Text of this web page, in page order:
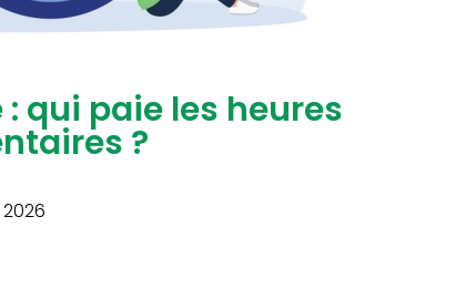
qui paie les heures
?